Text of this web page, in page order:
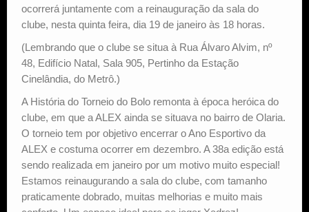
ocorrerá juntamente com a reinauguração da sala do
clube, nesta quinta feira, dia 19 de janeiro às 18 horas.
(Lembrando que o clube se situa à Rua Álvaro Alvim, nº
48, Edifício Natal, Sala 905, Pertinho da Estação
Cinelândia, do Metrô.)
A História do Torneio do Bolo remonta à época heróica do
clube, em que a ALEX ainda se situava no bairro de Olaria.
O torneio tem por objetivo encerrar o Ano Esportivo da
ALEX e costuma ocorrer em dezembro. A 38a edição está
sendo realizada em janeiro por um motivo muito especial!
Estamos reinaugurando a sala do clube, com tamanho
praticamente dobrado, muitas melhorias e muito mais